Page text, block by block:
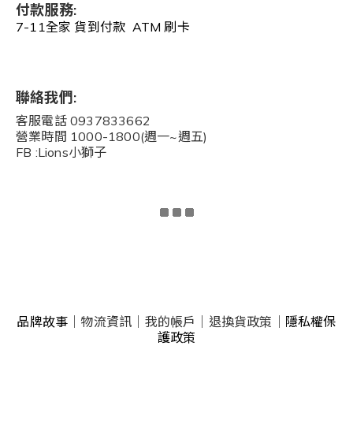
付款服務:
7-11全家 貨到付款 ATM 刷卡
聯絡我們:
客服電話 0937833662
營業時間 1000-1800(週一~週五)
FB :Lions小獅子
品牌故事 物流資訊 我的帳戶 退換貨政策
隱私權保
護政策